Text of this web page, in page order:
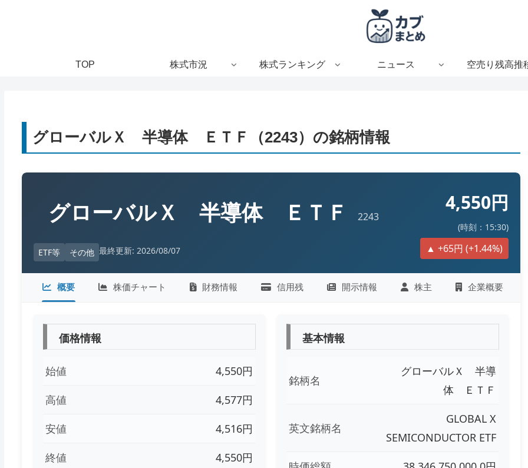
TOP 株式市況 株式ランキング ニュース 空売り残高推
グローバルＸ 半導体 ＥＴＦ（2243）の銘柄情報
グローバルＸ 半導体 ＥＴＦ 2243
ETF等 その他 最終更新: 2026/08/07
4,550円
(時刻：15:30)
▲ +65円 (+1.44%)
概要 株価チャート 財務情報 信用残 開示情報 株主 企業概要
価格情報
始値 4,550円
高値 4,577円
安値 4,516円
終値 4,550円
基本情報
銘柄名
グローバルＸ 半導
体 ＥＴＦ
英文銘柄名
GLOBAL X
SEMICONDUCTOR ETF